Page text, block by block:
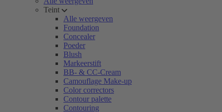
Teint
Alle weergeven
Foundation
Concealer
Poeder
Blush
Markeerstift
BB- & CC-Cream
Camouflage Make-up
Color correctors
Contour palette
Contouring